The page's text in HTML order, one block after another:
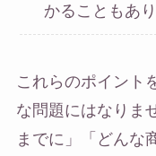
かることもあり
これらのポイント
な問題にはなりま
までに」「どんな